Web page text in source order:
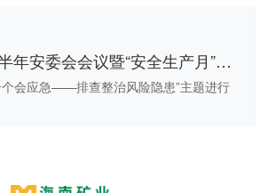
年安委会会议暨“安全生产月”动
个会应急——排查整治风险隐患”主题进行